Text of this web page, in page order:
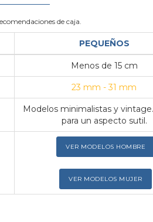
de caja.
PEQUEÑOS
Menos de 15 cm
23 mm - 31 mm
Modelos minimalistas y
para un aspecto sutil.
VER MODELOS HOMBRE
VER MODELOS MUJER